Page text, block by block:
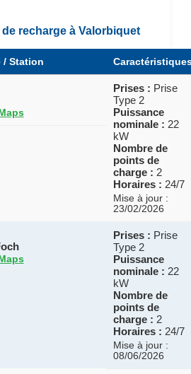
recharge à Valorbiquet
/ Station
Prises : Prise
Type 2
Puissance
nominale : 22
kW
Nombre de
points de
charge : 2
Horaires : 24/7
Mise à jour :
23/02/2026
Prises : Prise
Type 2
Puissance
nominale : 22
kW
Nombre de
points de
charge : 2
Horaires : 24/7
Mise à jour :
08/06/2026